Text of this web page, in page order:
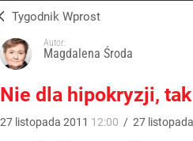
Tygodnik Wprost
Autor:
Magdalena Środa
Nie dla hipokryzji,
27 listopada 2011 12:00 / 27 listopada